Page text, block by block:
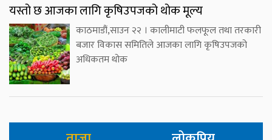
यस्तो छ आजका लागि कृषिउपजको थोक मूल्य
काठमाडौं,साउन २२ । कालीमाटी फलफूल तथा तरकारी
बजार विकास समितिले आजका लागि कृषिउपजको
अधिकतम थोक